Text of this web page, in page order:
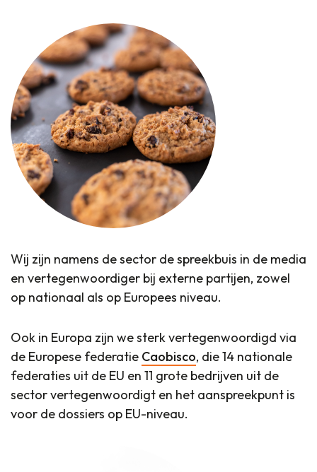
Wij zijn namens de sector de spreekbuis in de media
en vertegenwoordiger bij externe partijen, zowel
op nationaal als op Europees niveau.
Ook in Europa zijn we sterk vertegenwoordigd via
de Europese federatie Caobisco, die 14 nationale
federaties uit de EU en 11 grote bedrijven uit de
sector vertegenwoordigt en het aanspreekpunt is
voor de dossiers op EU-niveau.